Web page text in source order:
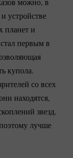
устройстве
планет и
первым в
купола.
со всех
находятся,
звезд.
лучше